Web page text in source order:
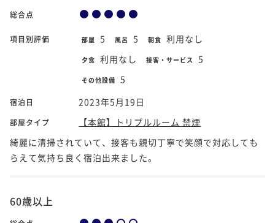
総合点
項目別評価 部屋 5 風呂 5 朝食 利用なし
夕食 利用なし 接客・サービス 5
その他設備 5
宿泊日 2023年5月19日
部屋タイプ
【本館】トリプルルーム 禁煙
綺麗に清掃されていて、接客も親切丁寧で笑顔で対応しても
らえて気持ち良く宿泊出来ました。
60歳以上